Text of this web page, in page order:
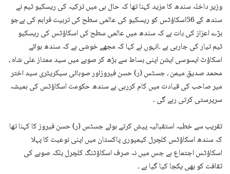
وزیر داخلہ سندھ کا مزید کہنا تھا کہ حال ہی میں ترکیہ کی ریسکیو ٹیم نے
سندھ کے 56اسکاؤٹس کو ریسکیو کی عالمی سطح کی تربیت فراہم کی ہےجو
بڑے اعزاز کی بات ہے کہ سندھ میں عالمی سطح کی اسکاؤٹس کی ریسکیو
ٹیم تیار کی جارہی ہے ۔انہوں نے کہا کہ مجھے خوشی ہے کہ سندھ بوائے
اسکاؤٹ ایسوسی ایشن اپنی بساط سے بڑھ کر صوبے میں سید ممتاز علی شاہ ،
محمد صدیق میمن ، جسٹس (ر) حسن فیروزاور صوبائی سیکریٹری سید اختر
میر صاحب کی قیادت میں کام کررہی ہے سندھ حکومت اسکاؤٹس کی ہمیشہ
سرپرستی کرتی رہے گی ۔
تقریب سے خطبہ استقبالیہ پیش کرتے ہوئے جسٹس (ر) حسن فیروز کا کہنا تھا
کہ سندھ اسکاؤٹس کلچرل کیمپوری پاکستان میں اپنی نوعیت کا پہلا
اسکاؤٹس اجتماع ہے جس میں نہ صرف اسکاؤٹنگ کلچرل بلکہ صوبے کی
ثقافت کو بھی یکجا کیا گیا ہے ۔